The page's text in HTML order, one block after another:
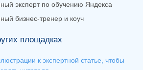
эксперт по обучению Яндекса
бизнес-тренер и коуч
площадках
к экспертной статье, чтобы